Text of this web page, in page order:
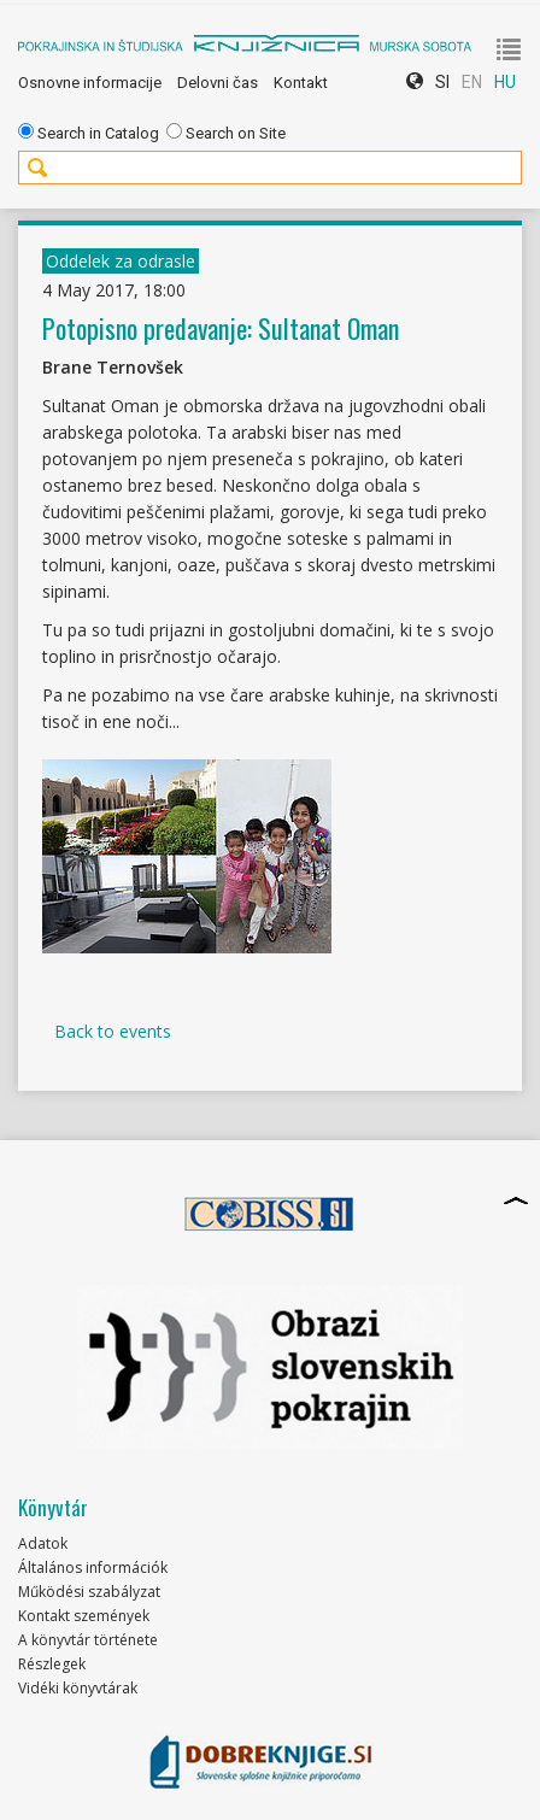
SI EN HU
Osnovne informacije Delovni čas Kontakt
Search in Catalog Search on Site
Oddelek za odrasle
4 May 2017, 18:00
Potopisno predavanje: Sultanat Oman
Brane Ternovšek
Sultanat Oman je obmorska država na jugovzhodni obali
arabskega polotoka. Ta arabski biser nas med
potovanjem po njem preseneča s pokrajino, ob kateri
ostanemo brez besed. Neskončno dolga obala s
čudovitimi peščenimi plažami, gorovje, ki sega tudi preko
3000 metrov visoko, mogočne soteske s palmami in
tolmuni, kanjoni, oaze, puščava s skoraj dvesto metrskimi
sipinami.
Tu pa so tudi prijazni in gostoljubni domačini, ki te s svojo
toplino in prisrčnostjo očarajo.
Pa ne pozabimo na vse čare arabske kuhinje, na skrivnosti
tisoč in ene noči...
Back to events
Könyvtár
Adatok
Általános információk
Működési szabályzat
Kontakt szemények
A könyvtár története
Részlegek
Vidéki könyvtárak